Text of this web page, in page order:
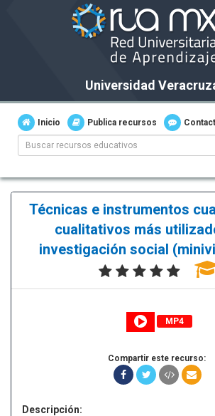
Universidad
Inicio Publica recursos
Técnicas e instrumentos
cualitativos más
investigación social
MP4
Compartir este recurso:
Descripción: